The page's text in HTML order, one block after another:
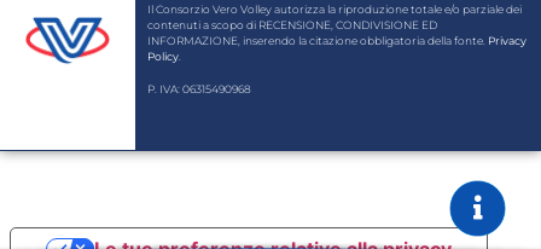
Il Consorzio Vero Volley autorizza la riproduzione totale e/o parziale dei
contenuti a scopo di RECENSIONE, CONDIVISIONE ED
INFORMAZIONE, inserendo la citazione obbligatoria della fonte. Privacy
Policy
P. IVA: 06315490968